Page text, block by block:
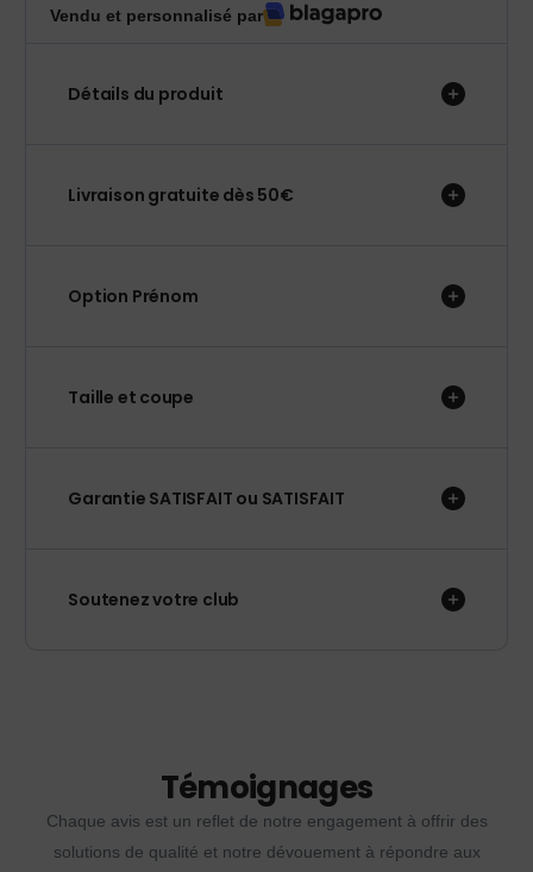
Vendu et personnalisé par
Détails du produit
Livraison gratuite dès 50€
Option Prénom
Taille et coupe
Garantie SATISFAIT ou SATISFAIT
Soutenez votre club
Témoignages
Chaque avis est un reflet de notre engagement à offrir des
solutions de qualité et notre dévouement à répondre aux